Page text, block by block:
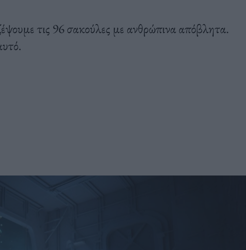
τις 96 σακούλες με ανθρώπινα απόβλητα.